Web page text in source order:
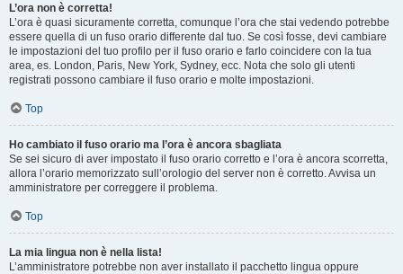
L’ora non è corretta!
L’ora è quasi sicuramente corretta, comunque l’ora che stai vedendo potrebbe
essere quella di un fuso orario differente dal tuo. Se così fosse, devi cambiare
le impostazioni del tuo profilo per il fuso orario e farlo coincidere con la tua
area, es. London, Paris, New York, Sydney, ecc. Nota che solo gli utenti
registrati possono cambiare il fuso orario e molte impostazioni.
Top
Ho cambiato il fuso orario ma l’ora è ancora sbagliata
Se sei sicuro di aver impostato il fuso orario corretto e l’ora è ancora scorretta,
allora l’orario memorizzato sull’orologio del server non è corretto. Avvisa un
amministratore per correggere il problema.
Top
La mia lingua non è nella lista!
L’amministratore potrebbe non aver installato il pacchetto lingua oppure